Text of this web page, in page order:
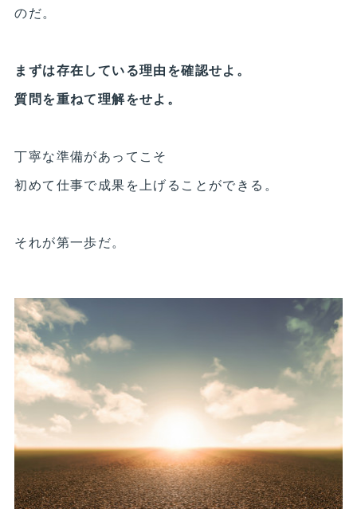
のだ。
まずは存在している理由を確認せよ。
質問を重ねて理解をせよ。
丁寧な準備があってこそ
初めて仕事で成果を上げることができる。
それが第一歩だ。